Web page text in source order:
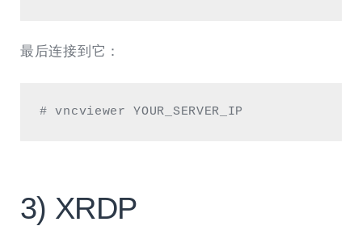
最后连接到它：
# vncviewer YOUR_SERVER_IP
3) XRDP